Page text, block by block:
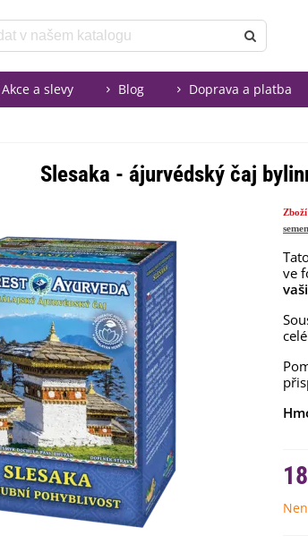
Akce a slevy Blog Doprava a platba
Slesaka - ájurvédský čaj
ve